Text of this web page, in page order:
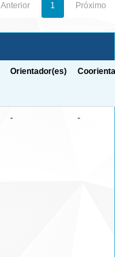
Anterior 1 Próximo
Orientador(es)
- -